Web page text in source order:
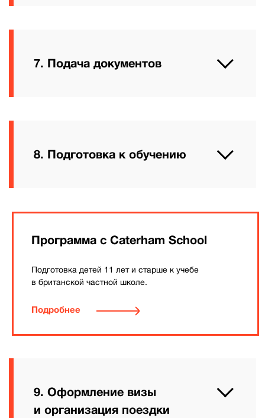
7. Подача документов
8. Подготовка к обучению
Программа с Caterham School
Подготовка детей 11 лет и старше к учебе
в британской частной школе.
Подробнее
9. Оформление визы
и организация поездки